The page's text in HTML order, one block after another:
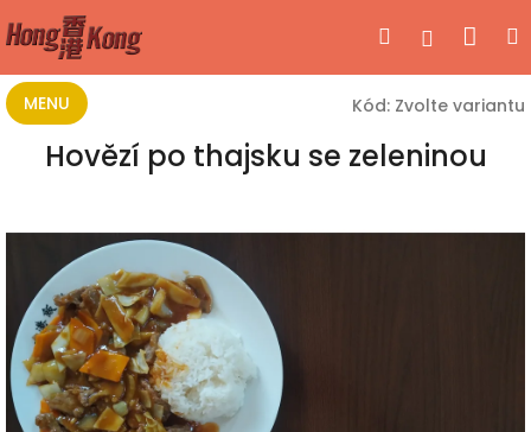
na
obsah
Hledat
MENU Kód: Zvolte variantu
Hovězí po thajsku se zeleninou